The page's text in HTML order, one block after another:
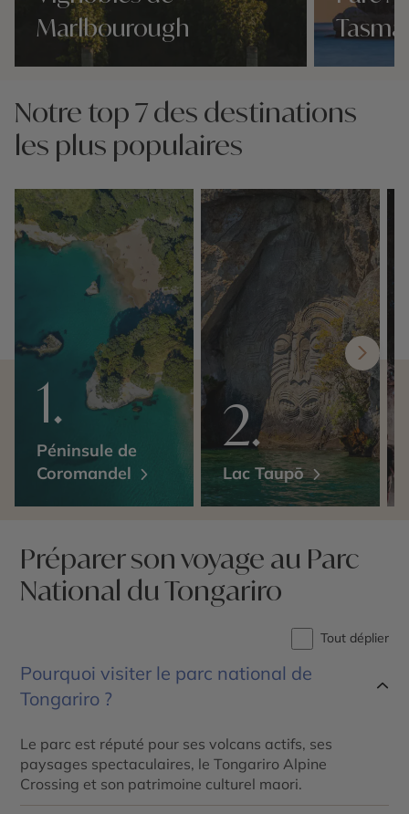
Marlbourough
Notre top 7 des destinations
les plus populaires
Péninsule de
Coromandel
Lac Taupō
Préparer son voyage au Parc
National du Tongariro
Tout déplier
Pourquoi visiter le parc national de
Tongariro ?
Le parc est réputé pour ses volcans actifs, ses
paysages spectaculaires, le Tongariro Alpine
Crossing et son patrimoine culturel maori.